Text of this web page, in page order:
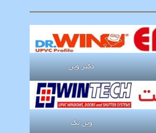
دکتر وین
وین تک